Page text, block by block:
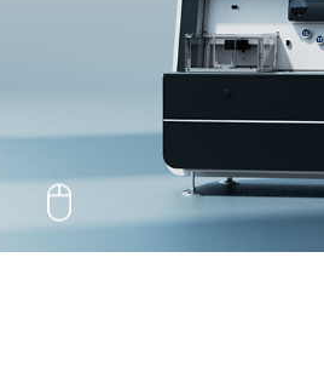
目前，CGT即细胞基因治疗（Cell
国家药监局《免疫细胞治疗产品临
提出：免疫细胞治疗是利用患者自
体外培养扩增、活化或基因修饰、
体内，激发或增强机体的免疫功能
法。据2020版《中国药典》记载：
从0到1再到N，CGT到底何
慢病毒（LV）和腺相关病毒（AAV
的行业聚焦会如何影响到 CGT 领域
近年来，细胞与基因治疗行业（
后当前受关注的生物科技领域之一